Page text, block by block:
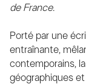
de France.
Porté par une
entraînante,
contemporains,
géographiques